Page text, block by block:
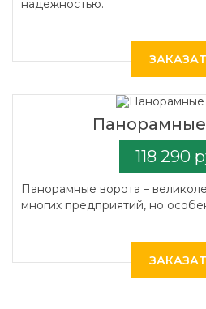
надежностью.
Панорамные
118 290
Панорамные ворота –
многих предприятий, но